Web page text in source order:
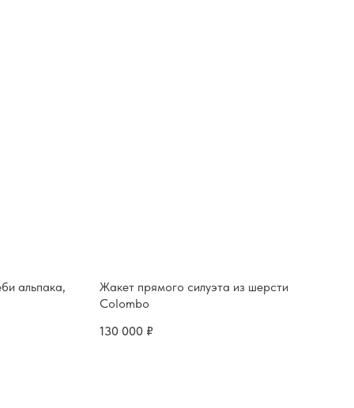
альпака,
Жакет прямого силуэта из шерсти
Colombo
130 000 ₽